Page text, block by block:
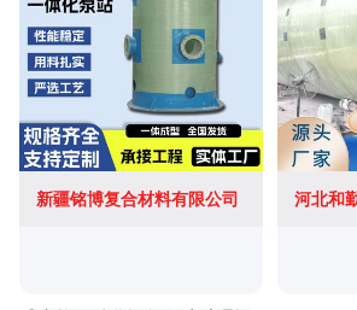
新疆铭博复合材料有限公司 河北和